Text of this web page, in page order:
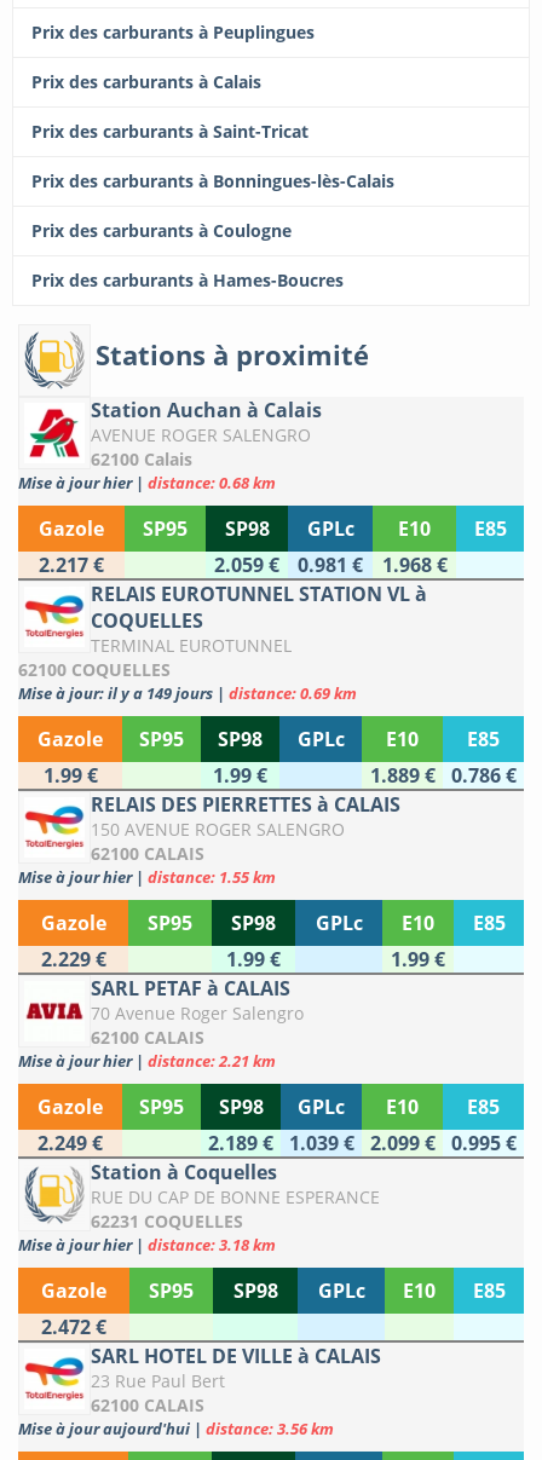
Prix des carburants à Peuplingues
Prix des carburants à Calais
Prix des carburants à Saint-Tricat
Prix des carburants à Bonningues-lès-Calais
Prix des carburants à Coulogne
Prix des carburants à Hames-Boucres
Stations à proximité
Station Auchan à Calais
AVENUE ROGER SALENGRO
62100 Calais
Mise à jour hier | distance: 0.68 km
Gazole SP95 SP98 GPLc E10
E85
2.217 €
2.059 € 0.981 €
1.968 €
RELAIS EUROTUNNEL STATION VL à
COQUELLES
TERMINAL EUROTUNNEL
62100 COQUELLES
Mise à jour: il y a 149 jours | distance: 0.69 km
Gazole SP95 SP98 GPLc E10
E85
1.99 €
1.99 € 1.889 €
0.786 €
RELAIS DES PIERRETTES à CALAIS
150 AVENUE ROGER SALENGRO
62100 CALAIS
Mise à jour hier | distance: 1.55 km
Gazole SP95 SP98 GPLc E10
E85
2.229 €
1.99 €
1.99 €
SARL PETAF à CALAIS
70 Avenue Roger Salengro
62100 CALAIS
Mise à jour hier | distance: 2.21 km
Gazole SP95 SP98 GPLc E10
E85
2.249 €
2.189 € 1.039 € 2.099 €
0.995 €
Station à Coquelles
RUE DU CAP DE BONNE ESPERANCE
62231 COQUELLES
Mise à jour hier | distance: 3.18 km
Gazole SP95 SP98 GPLc E10
E85
2.472 €
SARL HOTEL DE VILLE à CALAIS
23 Rue Paul Bert
62100 CALAIS
Mise à jour aujourd'hui | distance: 3.56 km